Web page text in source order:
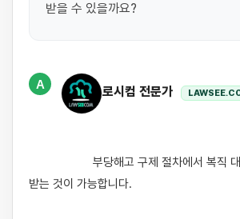
받을 수 있을까요?
A
로시컴 전문가
받는 것이 가능합니다.